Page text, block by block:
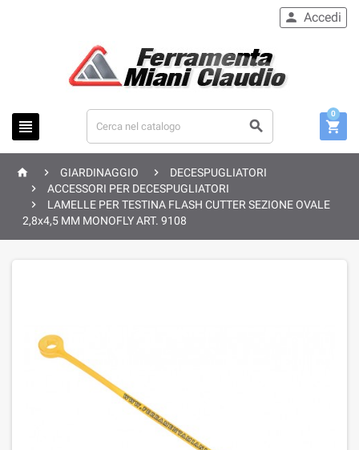
 
 Accedi

0
  GIARDINAGGIO 
DECESPUGLIATORI

ACCESSORI PER DECESPUGLIATORI

LAMELLE PER TESTINA FLASH CUTTER SEZIONE OVALE
2,8x4,5 MM MONOFLY ART. 9108